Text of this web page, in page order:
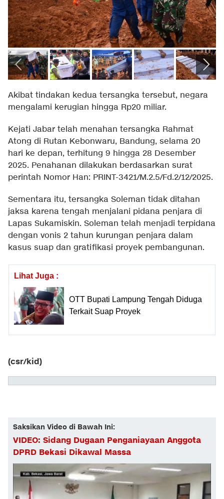
Akibat tindakan kedua tersangka tersebut, negara
mengalami kerugian hingga Rp20 miliar.
Kejati Jabar telah menahan tersangka Rahmat
Atong di Rutan Kebonwaru, Bandung, selama 20
hari ke depan, terhitung 9 hingga 28 Desember
2025. Penahanan dilakukan berdasarkan surat
perintah Nomor Han: PRINT-3421/M.2.5/Fd.2/12/2025.
Sementara itu, tersangka Soleman tidak ditahan
jaksa karena tengah menjalani pidana penjara di
Lapas Sukamiskin. Soleman telah menjadi terpidana
dengan vonis 2 tahun kurungan penjara dalam
kasus suap dan gratifikasi proyek pembangunan.
Lihat Juga :
OTT Bupati Lampung Tengah Diduga
Terkait Suap Proyek
(csr/kid)
Saksikan Video di Bawah Ini:
VIDEO: Sidang Dugaan Penganiayaan Anggota
DPRD Bekasi Dikawal Massa